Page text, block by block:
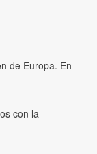
de Europa. En
con la